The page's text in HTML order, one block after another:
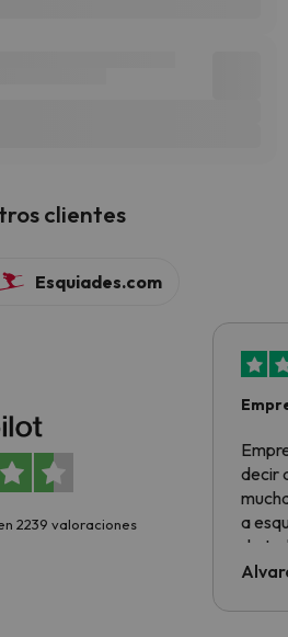
clientes
Esquiades.com
2239 valoraciones
decir
a
de
al
culpa